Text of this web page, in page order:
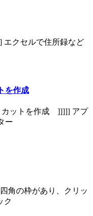
クセルで住所録など
を作成
ットを作成 ]]]]] アプ
ー
の枠があり、クリッ
ク